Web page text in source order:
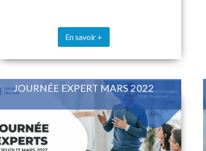
En savoir +
JOURNÉE EXPERT MARS 2022